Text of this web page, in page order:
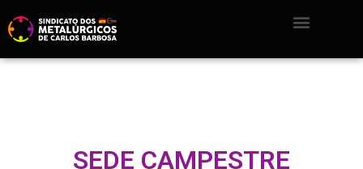
SEDE CAMPESTRE